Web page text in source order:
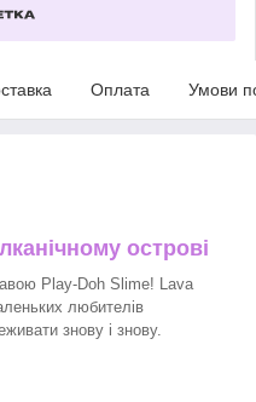
Оплата Умови
острові
Play-Doh Slime! Lava
любителів
знову і знову.